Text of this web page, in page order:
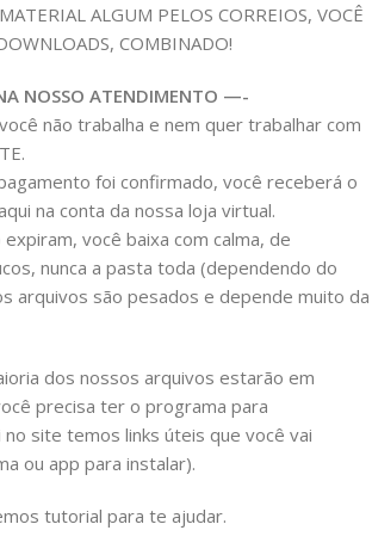
ALGUM PELOS CORREIOS, VOCÊ
COMBINADO!
NOSSO ATENDIMENTO —-
não trabalha e nem quer trabalhar com
foi confirmado, você receberá o
na conta da nossa loja virtual.
você baixa com calma, de
nunca a pasta toda (dependendo do
arquivos são pesados e depende muito da
dos nossos arquivos estarão em
precisa ter o programa para
site temos links úteis que você vai
ou app para instalar).
tutorial para te ajudar.